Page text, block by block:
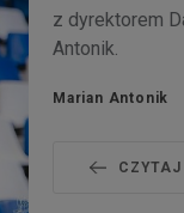
z dyrektorem
Antonik.
Marian Antonik
CZYTAJ